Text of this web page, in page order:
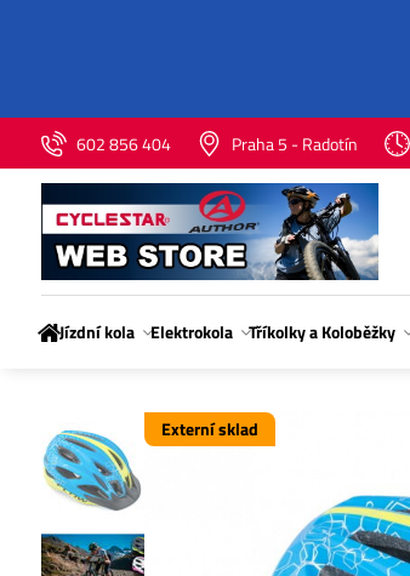
602 856 404
Praha 5 - Radotín
Jízdní kola Elektrokola Tříkolky a Koloběžky
Externí sklad